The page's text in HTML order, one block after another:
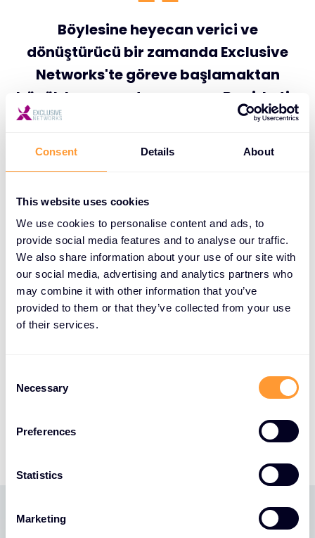
Consent Details About
This website uses cookies
We use cookies to personalise content and ads, to
provide social media features and to analyse our traffic.
We also share information about your use of our site with
our social media, advertising and analytics partners who
may combine it with other information that you’ve
provided to them or that they’ve collected from your use
of their services.
Necessary
Preferences
Statistics
Marketing
Böylesine heyecan verici ve
dönüştürücü bir zamanda Exclusive
Networks'te göreve başlamaktan
büyük heyecan duyuyorum. Bu şirketin
mükemmelleşmesini izledim ve Jesper
yaptım. Ekibe katılmayı ve bir sonraki
aşamaya öncülük etmeyi dört gözle
bekliyorum. Brian mükemmel bir temel
inşa etti ve son dört yılda birçok önemli
kilometre taşına ulaştı. Artık iki
kademeli toplamanın altın çağı